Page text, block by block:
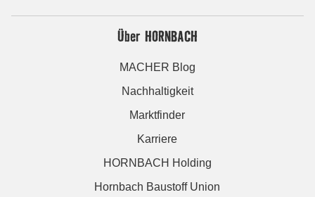
Über HORNBACH
MACHER Blog
Nachhaltigkeit
Marktfinder
Karriere
HORNBACH Holding
Hornbach Baustoff Union